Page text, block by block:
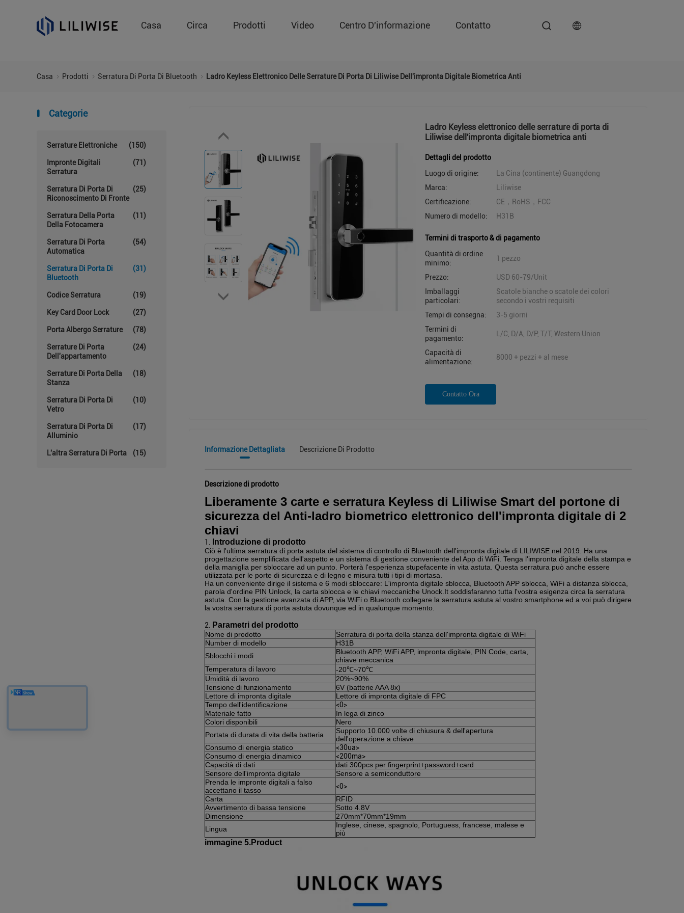
Casa Circa Prodotti Video Centro D'informazione Contatto
Casa Prodotti Serratura Di Porta Di Bluetooth Ladro Keyless Elettronico Delle Serrature Di Porta Di Liliwise Dell'impronta Digitale Biometrica Anti
Categorie
Serrature Elettroniche (150)
Impronte Digitali
Serratura
(71)
Serratura Di Porta Di
Riconoscimento Di Fronte
(25)
Serratura Della Porta
Della Fotocamera
(11)
Serratura Di Porta
Automatica
(54)
Serratura Di Porta Di
Bluetooth
(31)
Codice Serratura (19)
Key Card Door Lock (27)
Porta Albergo Serrature (78)
Serrature Di Porta
Dell'appartamento
(24)
Serrature Di Porta Della
Stanza
(18)
Serratura Di Porta Di
Vetro
(10)
Serratura Di Porta Di
Alluminio
(17)
L'altra Serratura Di Porta (15)
Ladro Keyless elettronico delle serrature di porta di
Liliwise dell'impronta digitale biometrica anti
Dettagli del prodotto
Luogo di origine:
La Cina (continente) Guangdong
Marca:
Liliwise
Certificazione:
CE，RoHS，FCC
Numero di modello:
H31B
Termini di trasporto & di pagamento
Quantità di ordine
minimo:
1 pezzo
Prezzo:
USD 60-79/Unit
Imballaggi
particolari:
Scatole bianche o scatole dei colori
secondo i vostri requisiti
Tempi di consegna:
3-5 giorni
Termini di
pagamento:
L/C, D/A, D/P, T/T, Western Union
Capacità di
alimentazione:
8000 + pezzi + al mese
Contatto Ora
Informazione Dettagliata Descrizione Di Prodotto
Descrizione di prodotto
Liberamente 3 carte e serratura Keyless di Liliwise Smart del portone di
sicurezza del Anti-ladro biometrico elettronico dell'impronta digitale di 2
chiavi
1. Introduzione di prodotto
Ciò è l'ultima serratura di porta astuta del sistema di controllo di Bluetooth dell'impronta digitale di LILIWISE nel 2019. Ha una
progettazione semplificata dell'aspetto e un sistema di gestione conveniente del App di WiFi. Tenga l'impronta digitale della stampa e
della maniglia per sbloccare ad un punto. Porterà l'esperienza stupefacente in vita astuta. Questa serratura può anche essere
utilizzata per le porte di sicurezza e di legno e misura tutti i tipi di mortasa.
Ha un conveniente dirige il sistema e 6 modi sbloccare: L'impronta digitale sblocca, Bluetooth APP sblocca, WiFi a distanza sblocca,
parola d'ordine PIN Unlock, la carta sblocca e le chiavi meccaniche Unock.It soddisfaranno tutta l'vostra esigenza circa la serratura
astuta. Con la gestione avanzata di APP, via WiFi o Bluetooth collegare la serratura astuta al vostro smartphone ed a voi può dirigere
la vostra serratura di porta astuta dovunque ed in qualunque momento.
2. Parametri del prodotto
Nome di prodotto
Serratura di porta della stanza dell'impronta digitale di WiFi
Number di modello
H31B
Sblocchi i modi
Bluetooth APP, WiFi APP, impronta digitale, PIN Code, carta,
chiave meccanica
Temperatura di lavoro
-20℃~70℃
Umidità di lavoro
20%~90%
Tensione di funzionamento
6V (batterie AAA 8x)
Lettore di impronta digitale
Lettore di impronta digitale di FPC
Tempo dell'identificazione
<0>
Materiale fatto
In lega di zinco
Colori disponibili
Nero
Portata di durata di vita della batteria
Supporto 10.000 volte di chiusura & dell'apertura
dell'operazione a chiave
Consumo di energia statico
<30ua>
Consumo di energia dinamico
<200ma>
Capacità di dati
dati 300pcs per fingerprint+password+card
Sensore dell'impronta digitale
Sensore a semiconduttore
Prenda le impronte digitali a falso
accettano il tasso
<0>
Carta
RFID
Avvertimento di bassa tensione
Sotto 4.8V
Dimensione
270mm*70mm*19mm
Lingua
Inglese, cinese, spagnolo, Portuguess, francese, malese e
più
immagine 5.Product